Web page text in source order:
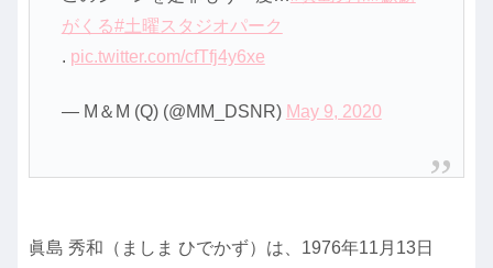
がくる#土曜スタジオパーク
. pic.twitter.com/cfTfj4y6xe
— M＆M (Q) (@MM_DSNR) May 9, 2020
眞島 秀和（ましま ひでかず）は、1976年11月13日